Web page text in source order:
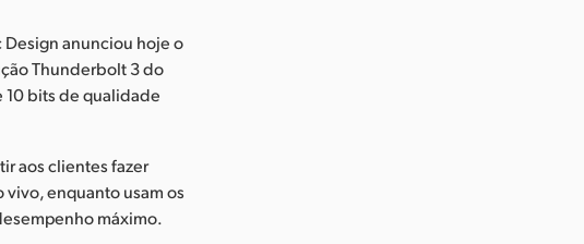
Design anunciou hoje o
Thunderbolt 3 do
10 bits de qualidade
aos clientes fazer
enquanto usam os
máximo.